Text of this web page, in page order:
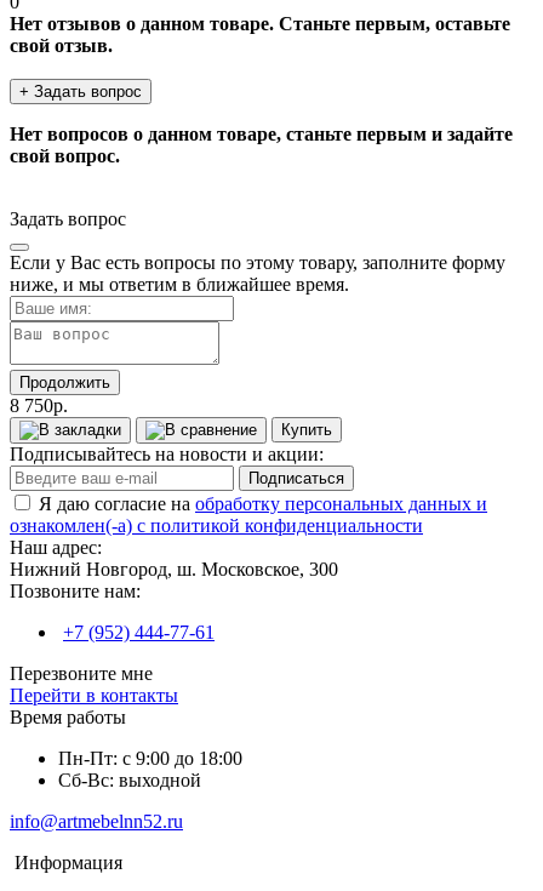
Нет отзывов о данном товаре. Станьте первым, оставьте
свой отзыв.
+ Задать вопрос
Нет вопросов о данном товаре, станьте первым и задайте
свой вопрос.
Задать вопрос
Если у Вас есть вопросы по этому товару, заполните форму
ниже, и мы ответим в ближайшее время.
Продолжить
8 750р.
Купить
Подписывайтесь на новости и акции:
Подписаться
Я даю согласие на обработку персональных данных и
ознакомлен(-а) с политикой конфиденциальности
Наш адрес:
Нижний Новгород, ш. Московское, 300
Позвоните нам:
+7 (952) 444-77-61
Перезвоните мне
Перейти в контакты
Время работы
Пн-Пт: с 9:00 до 18:00
Сб-Вс: выходной
info@artmebelnn52.ru
Информация